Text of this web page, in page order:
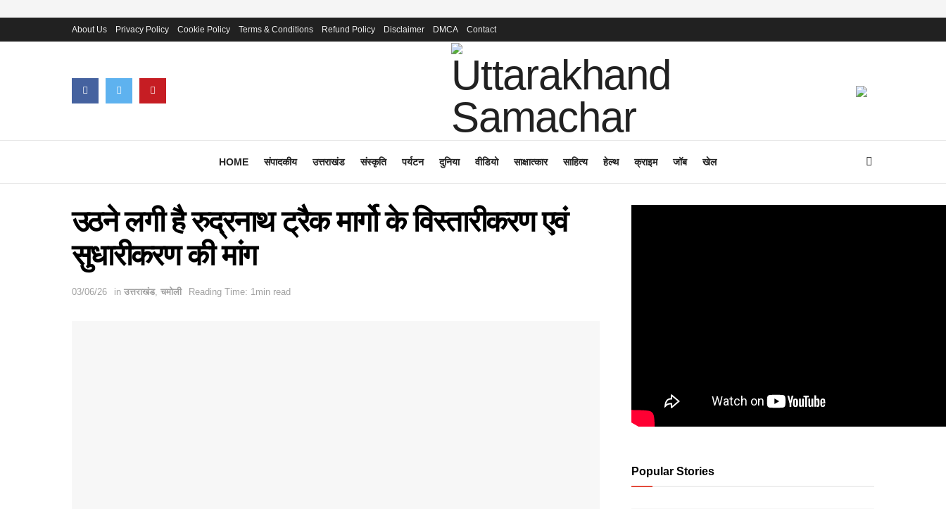
About Us Privacy Policy Cookie Policy Terms & Conditions Refund Policy Disclaimer DMCA Contact
HOME संपादकीय उत्तराखंड संस्कृति पर्यटन दुनिया वीडियो साक्षात्कार साहित्य हेल्थ क्राइम जॉब खेल
उठने लगी है रुद्रनाथ ट्रैक मार्गो के विस्तारीकरण एवं
सुधारीकरण की मांग
03/06/26 in उत्तराखंड, चमोली Reading Time: 1min read
Popular Stories